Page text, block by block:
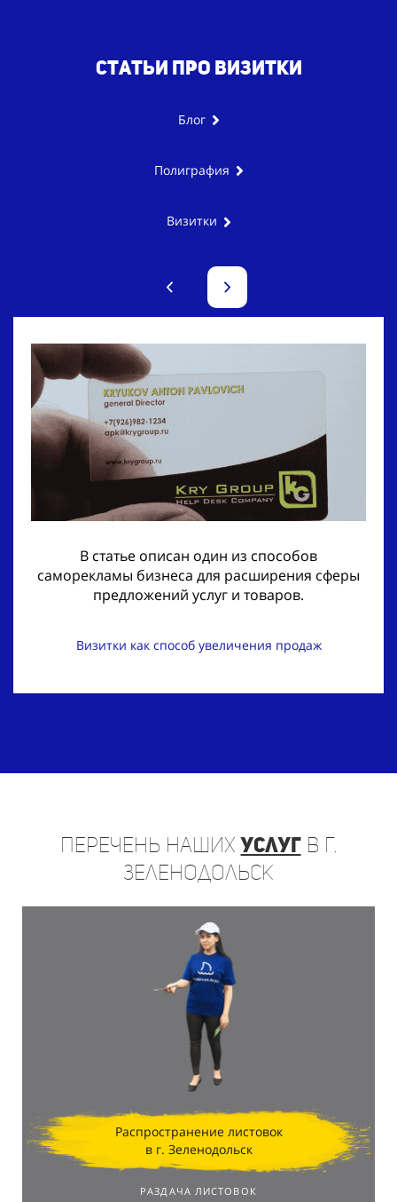
Статьи про визитки
Блог
Полиграфия
Визитки
В статье описан один из способов
саморекламы бизнеса для расширения сферы
предложений услуг и товаров.
Визитки как способ увеличения продаж
Перечень нашихуслугв г.
Зеленодольск
Распространение листовок
в г. Зеленодольск
РАЗДАЧА ЛИСТОВОК